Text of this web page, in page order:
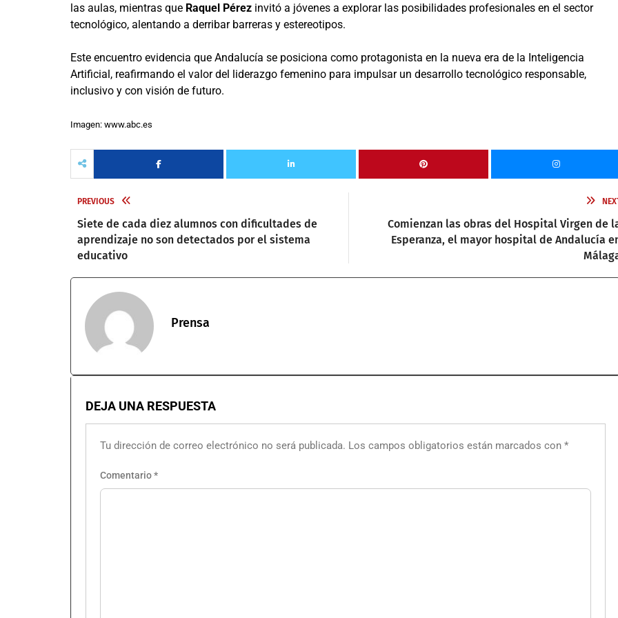
las aulas, mientras que Raquel Pérez invitó a jóvenes a explorar las posibilidades profesionales en el sector
tecnológico, alentando a derribar barreras y estereotipos.
Este encuentro evidencia que Andalucía se posiciona como protagonista en la nueva era de la Inteligencia
Artificial, reafirmando el valor del liderazgo femenino para impulsar un desarrollo tecnológico responsable,
inclusivo y con visión de futuro.
Imagen: www.abc.es
PREVIOUS
Siete de cada diez alumnos con dificultades de
aprendizaje no son detectados por el sistema
educativo
Comienzan las obras del Hospital Virgen de
Esperanza, el mayor hospital de Andalucía
Prensa
DEJA UNA RESPUESTA
Tu dirección de correo electrónico no será publicada. Los campos obligatorios están marcados con *
Comentario*